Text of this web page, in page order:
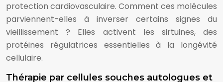
protection cardiovasculaire. Comment ces molécules
parviennent-elles à inverser certains signes du
vieillissement ? Elles activent les sirtuines, des
protéines régulatrices essentielles à la longévité
cellulaire.
Thérapie par cellules souches autologues et